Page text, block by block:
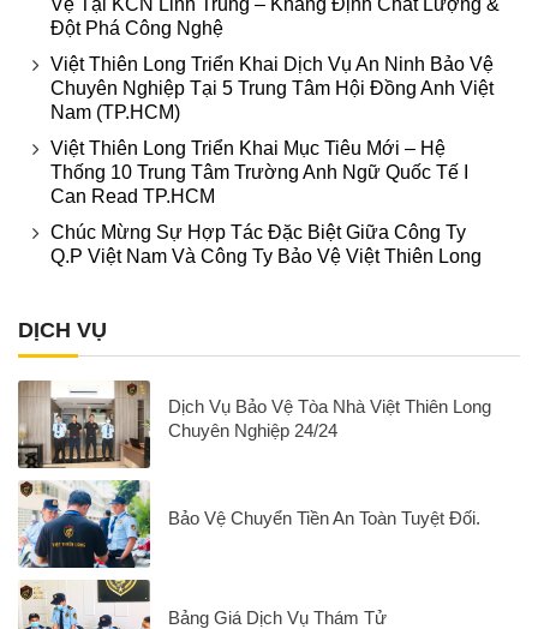
Đột Phá Công Nghệ
Việt Thiên Long Triển Khai Dịch Vụ An Ninh Bảo Vệ
Chuyên Nghiệp Tại 5 Trung Tâm Hội Đồng Anh Việt
Nam (TP.HCM)
Việt Thiên Long Triển Khai Mục Tiêu Mới – Hệ
Thống 10 Trung Tâm Trường Anh Ngữ Quốc Tế I
Can Read TP.HCM
Chúc Mừng Sự Hợp Tác Đặc Biệt Giữa Công Ty
Q.P Việt Nam Và Công Ty Bảo Vệ Việt Thiên Long
DỊCH VỤ
Dịch Vụ Bảo Vệ Tòa Nhà Việt Thiên Long
Chuyên Nghiệp 24/24
Bảo Vệ Chuyển Tiền An Toàn Tuyệt Đối.
Bảng Giá Dịch Vụ Thám Tử